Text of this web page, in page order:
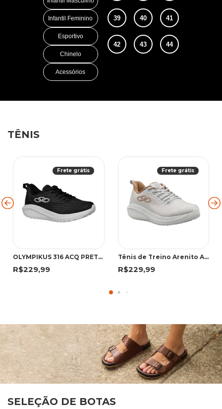
Infantil Feminino
Esportivo
Chinelo
Acessórios
39 40 41
42 43 44
TÊNIS
Frete grátis
OLYMPIKUS 316 ACQ PRETO 316 PRETO
R$229,99
Frete grátis
Tênis de Treino Arenito Acqua | Olympikus
R$229,99
SELEÇÃO DE BOTAS